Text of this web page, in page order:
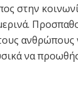
στην
ανθρώπους
να